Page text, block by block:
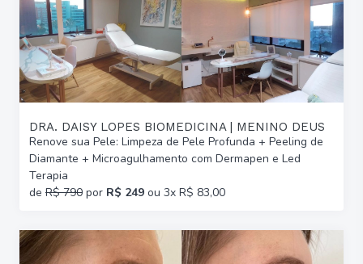
DRA. DAISY LOPES BIOMEDICINA | MENINO DEUS
Renove sua Pele: Limpeza de Pele Profunda + Peeling de
Diamante + Microagulhamento com Dermapen e Led
Terapia
de R$ 790 por R$ 249 ou 3x R$ 83,00